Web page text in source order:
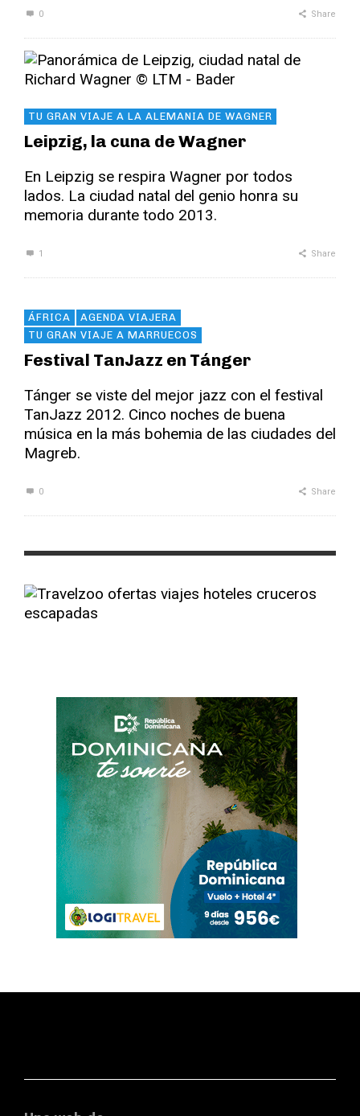
0 Share
TU GRAN VIAJE A LA ALEMANIA DE WAGNER
Leipzig, la cuna de Wagner
En Leipzig se respira Wagner por todos
lados. La ciudad natal del genio honra su
memoria durante todo 2013.
1 Share
ÁFRICA
AGENDA VIAJERA
TU GRAN VIAJE A MARRUECOS
Festival TanJazz en Tánger
Tánger se viste del mejor jazz con el festival
TanJazz 2012. Cinco noches de buena
música en la más bohemia de las ciudades del
Magreb.
0 Share